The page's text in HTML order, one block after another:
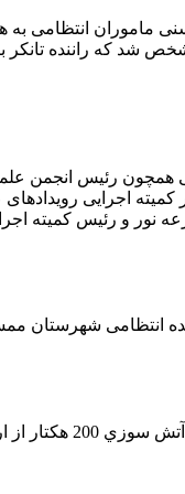
ماموران انتظامی
آمده مشخص شد که
همچون رئیس انجمن
اجرایی